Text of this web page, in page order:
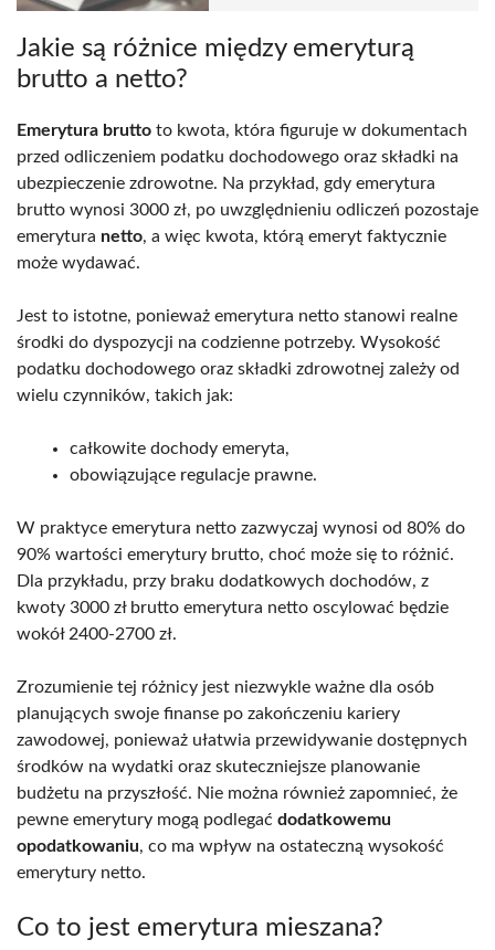
Jakie są różnice między emeryturą
brutto a netto?
Emerytura brutto to kwota, która figuruje w dokumentach
przed odliczeniem podatku dochodowego oraz składki na
ubezpieczenie zdrowotne. Na przykład, gdy emerytura
brutto wynosi 3000 zł, po uwzględnieniu odliczeń pozostaje
emerytura netto, a więc kwota, którą emeryt faktycznie
może wydawać.
Jest to istotne, ponieważ emerytura netto stanowi realne
środki do dyspozycji na codzienne potrzeby. Wysokość
podatku dochodowego oraz składki zdrowotnej zależy od
wielu czynników, takich jak:
całkowite dochody emeryta,
obowiązujące regulacje prawne.
W praktyce emerytura netto zazwyczaj wynosi od 80% do
90% wartości emerytury brutto, choć może się to różnić.
Dla przykładu, przy braku dodatkowych dochodów, z
kwoty 3000 zł brutto emerytura netto oscylować będzie
wokół 2400-2700 zł.
Zrozumienie tej różnicy jest niezwykle ważne dla osób
planujących swoje finanse po zakończeniu kariery
zawodowej, ponieważ ułatwia przewidywanie dostępnych
środków na wydatki oraz skuteczniejsze planowanie
budżetu na przyszłość. Nie można również zapomnieć, że
pewne emerytury mogą podlegać dodatkowemu
opodatkowaniu, co ma wpływ na ostateczną wysokość
emerytury netto.
Co to jest emerytura mieszana?